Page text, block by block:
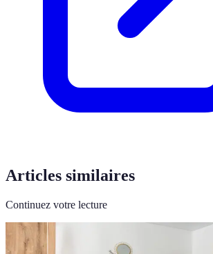
Articles similaires
Continuez votre lecture